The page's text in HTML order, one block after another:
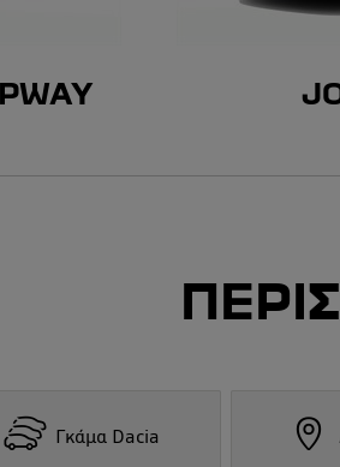
Γκάμα Dacia